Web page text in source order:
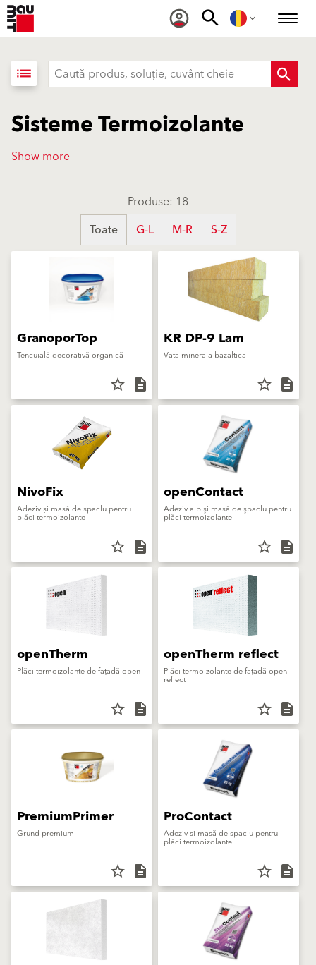
list
Sisteme Termoizolante
Show more
Produse: 18
Toate
G-L M-R S-Z
GranoporTop
Tencuială decorativă organică
star_border description
KR DP-9 Lam
Vata minerala bazaltica
star_border description
NivoFix
Adeziv și masă de spaclu pentru
plăci termoizolante
star_border description
openContact
Adeziv alb şi masă de şpaclu pentru
plăci termoizolante
star_border description
openTherm
Plăci termoizolante de fațadă open
star_border description
openTherm reflect
Plăci termoizolante de fațadă open
reflect
star_border description
PremiumPrimer
Grund premium
star_border description
ProContact
Adeziv și masă de șpaclu pentru
plăci termoizolante
star_border description